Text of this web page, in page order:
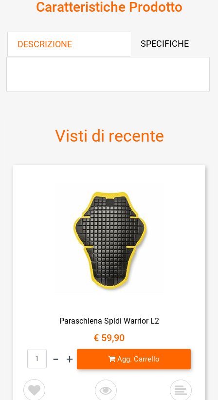
Caratteristiche Prodotto
DESCRIZIONE SPECIFICHE
Visti di recente
Paraschiena Spidi Warrior L2
€ 59,90
Quantità
Agg. Carrello